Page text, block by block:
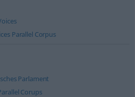
Parallel Corpus
Parlament
Corups